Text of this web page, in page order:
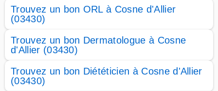
Trouvez un bon ORL à Cosne d'Allier
(03430)
Trouvez un bon Dermatologue à Cosne
d'Allier (03430)
Trouvez un bon Diététicien à Cosne d'Allier
(03430)